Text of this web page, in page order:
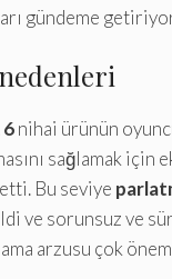
gündeme
6nihai ürünün
sağlamak için
Bu seviye
ve sorunsuz ve
arzusu çok